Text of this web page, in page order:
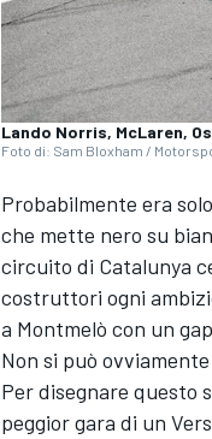
MONOPOSTO
Lando Norris, McLaren,
Foto di: Sam Bloxham /
Probabilmente era
che mette nero su
circuito di Catalunya
costruttori ogni
a Montmelò con un
Non si può
Per disegnare questo
peggior gara di un